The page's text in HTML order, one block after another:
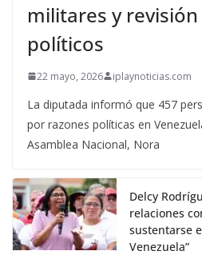
militares y
políticos
22 mayo, 2026 iplaynoticias.com
La diputada informó que 457
por razones políticas en
Asamblea Nacional, Nora
Delcy
relaciones
sustentarse
Venezuela”